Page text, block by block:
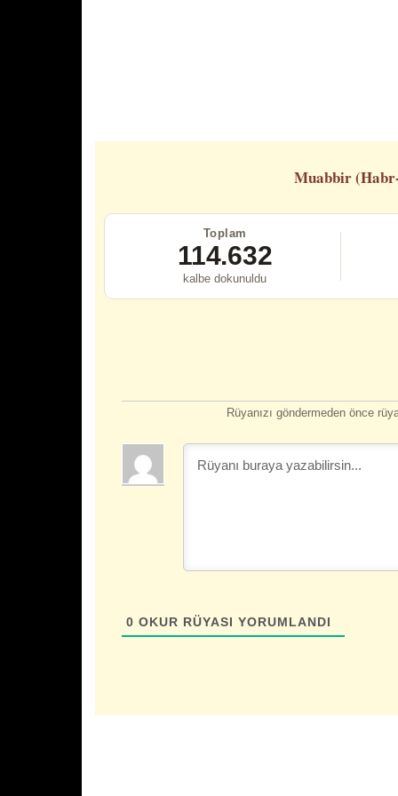
Muabbir
Toplam
114.632
kalbe dokunuldu
Rüyanızı göndermeden önce
0 OKUR RÜYASI YORUMLANDI